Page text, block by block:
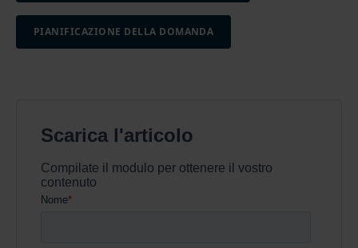
PIANIFICAZIONE DELLA DOMANDA